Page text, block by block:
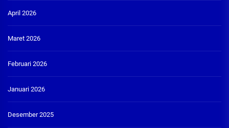
April 2026
Maret 2026
Februari 2026
Januari 2026
Desember 2025